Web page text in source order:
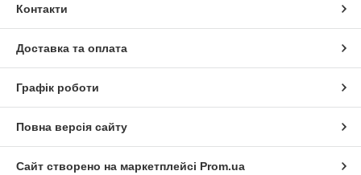
Контакти
Доставка та оплата
Графік роботи
Повна версія сайту
Сайт створено на маркетплейсі Prom.ua